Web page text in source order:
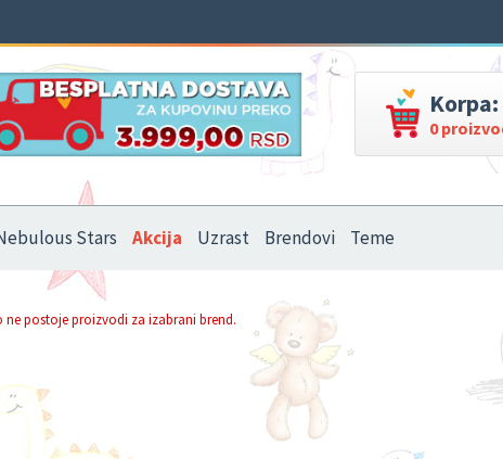
Korpa:
0
Stars Akcija Uzrast Brendovi Teme
ne postoje proizvodi za izabrani brend.